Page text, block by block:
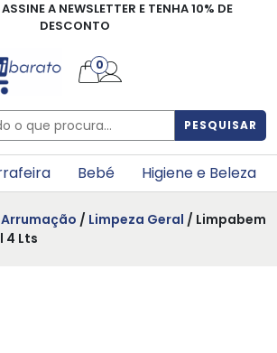
ASSINE A NEWSLETTER E TENHA 10% DE
DESCONTO
PESQUISAR
0
Bebé Higiene e Beleza
/ Limpeza Geral / Limpabem
4 Lts